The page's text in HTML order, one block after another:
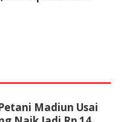
Madiun Usai